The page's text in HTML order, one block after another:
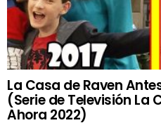
La Casa de Raven
(Serie de Televisión La
Ahora 2022)